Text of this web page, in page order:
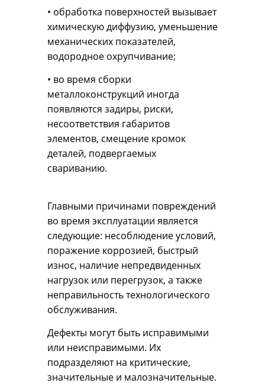
• обработка поверхностей вызывает
химическую диффузию, уменьшение
механических показателей,
водородное охрупчивание;
• во время сборки
металлоконструкций иногда
появляются задиры, риски,
несоответствия габаритов
элементов, смещение кромок
деталей, подвергаемых
свариванию.
Главными причинами повреждений
во время эксплуатации является
следующие: несоблюдение условий,
поражение коррозией, быстрый
износ, наличие непредвиденных
нагрузок или перегрузок, а также
неправильность технологического
обслуживания.
Дефекты могут быть исправимыми
или неисправимыми. Их
подразделяют на критические,
значительные и малозначительные.